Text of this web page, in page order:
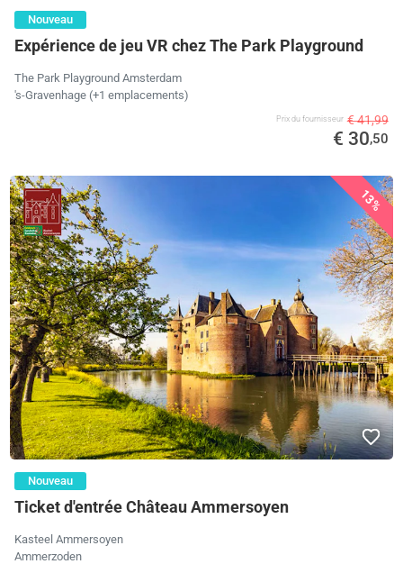
Nouveau
Expérience de jeu VR chez The Park Playground
The Park Playground Amsterdam
's-Gravenhage (+1 emplacements)
Prix ​​du fournisseur € 41,99
€ 30,50
13%
Nouveau
Ticket d'entrée Château Ammersoyen
Kasteel Ammersoyen
Ammerzoden